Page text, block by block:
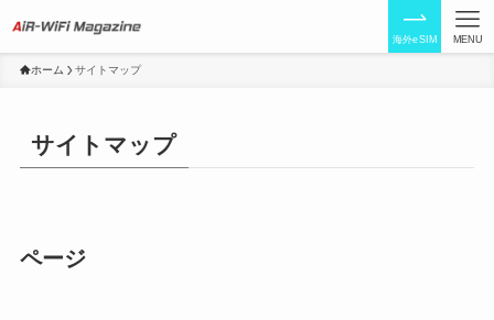
海外eSIM MENU
ホーム サイトマップ
サイトマップ
ページ